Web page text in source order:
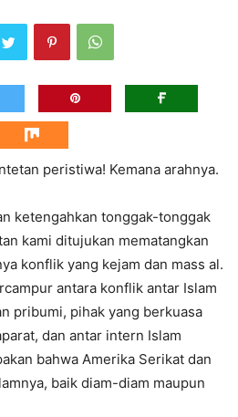
peristiwa! Kemana arahnya.
ketengahkan tonggak-tonggak
kami ditujukan mematangkan
konflik yang kejam dan mass al.
antara konflik antar Islam
pribumi, pihak yang berkuasa
dan antar intern Islam
bahwa Amerika Serikat dan
baik diam-diam maupun